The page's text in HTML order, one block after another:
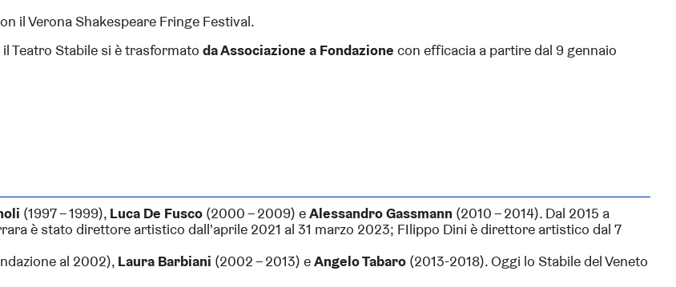
il Verona Shakespeare Fringe Festival.
Teatro Stabile si è trasformato da Associazione a Fondazione con efficacia a partire dal 9 gennaio
(1997 – 1999), Luca De Fusco (2000 – 2009) eAlessandro Gassmann (2010 – 2014). Dal 2015 a
è stato direttore artistico dall'aprile 2021 al 31 marzo 2023; FIlippo Dini è direttore artistico dal 7
al 2002), Laura Barbiani (2002 – 2013) eAngelo Tabaro (2013-2018). Oggi lo Stabile del Veneto